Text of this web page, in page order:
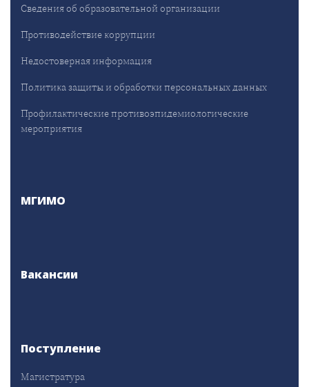
Сведения об образовательной организации
Противодействие коррупции
Недостоверная информация
Политика защиты и обработки персональных данных
Профилактические противоэпидемиологические
мероприятия
МГИМО
Вакансии
Поступление
Магистратура